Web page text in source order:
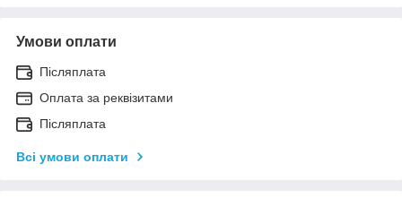
Умови оплати
Післяплата
Оплата за реквізитами
Післяплата
Всі умови оплати